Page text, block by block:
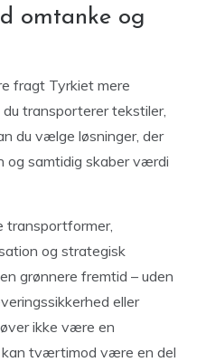
omtanke og
fragt Tyrkiet mere
transporterer tekstiler,
du vælge løsninger, der
og samtidig skaber værdi
transportformer,
og strategisk
grønnere fremtid – uden
eller
ikke være en
kan tværtimod være en del